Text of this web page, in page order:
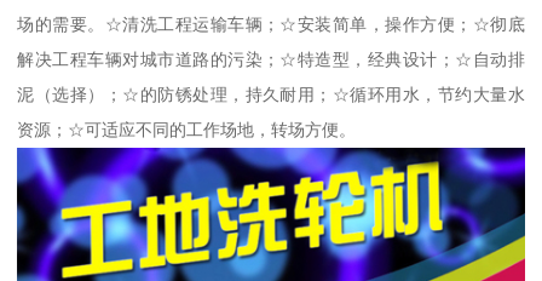
场的需要。☆清洗工程运输车辆；☆安装简单，操作方便；☆彻底
解决工程车辆对城市道路的污染；☆特造型，经典设计；☆自动排
泥（选择）；☆的防锈处理，持久耐用；☆循环用水，节约大量水
资源；☆可适应不同的工作场地，转场方便。